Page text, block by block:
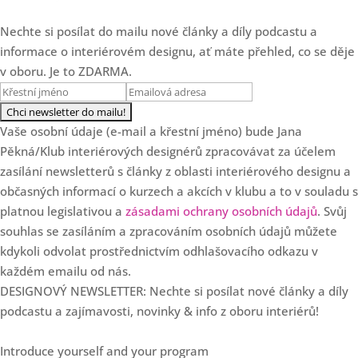
Mastermind skupina - vaše
tajná zbraň pro úspěch v roce
2026
Loading...
23:21
Další 3 zamyšlení o
cenotvorbě designéra
Loading...
3 chyby v cenotvorbě
interiérových designérů
Loading...
SPECIÁL: Klub slaví 7.
narozeniny!
Loading...
36:57
Od květinových dekorací k
luxusním projektům s Danielou
35:37
Nechte si posílat do mailu nové články a díly podcastu a
informace o interiérovém designu, ať máte přehled, co se děje
v oboru. Je to ZDARMA.
Vaše osobní údaje (e-mail a křestní jméno) bude Jana
Pěkná/Klub interiérových designérů zpracovávat za účelem
zasílání newsletterů s články z oblasti interiérového designu a
občasných informací o kurzech a akcích v klubu a to v souladu s
platnou legislativou a zásadami ochrany osobních údajů. Svůj
souhlas se zasíláním a zpracováním osobních údajů můžete
kdykoli odvolat prostřednictvím odhlašovacího odkazu v
každém emailu od nás.
DESIGNOVÝ NEWSLETTER: Nechte si posílat nové články a díly
podcastu a zajímavosti, novinky & info z oboru interiérů!
Introduce yourself and your program